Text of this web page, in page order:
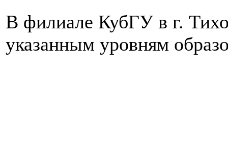
В филиале КубГУ в г.
указанным уровням